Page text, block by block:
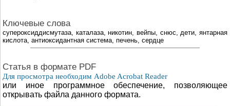
Ключевые слова
супероксиддисмутаза, каталаза, никотин, вейпы, снюс, дети, янтарная
кислота, антиоксидантная система, печень, сердце
Cтатья в формате PDF
Для просмотра необходим Adobe Acrobat Reader
или иное программное обеспечение, позволяющее
открывать файла данного формата.